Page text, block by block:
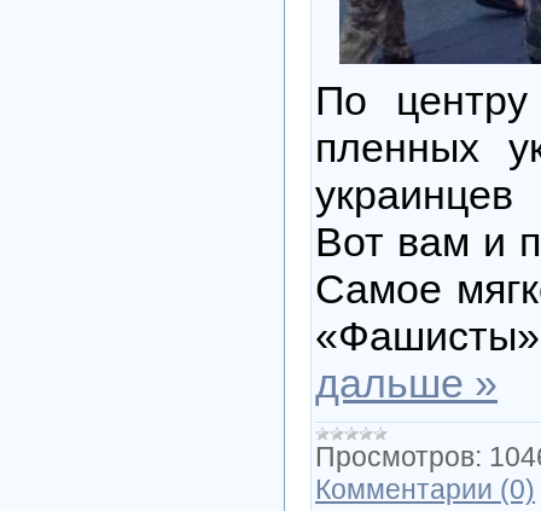
По
пленных
Вот вам и
Самое
дальше »
Просмотров:
Комментарии (0)